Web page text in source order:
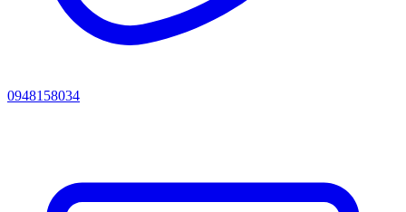
0948158034